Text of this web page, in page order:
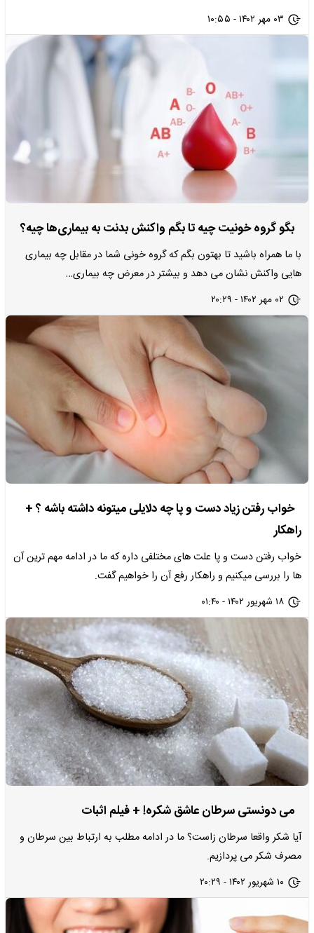
۰۳ مهر ۱۴۰۲ - ۱۰:۵۵
بگو گروه خونیت چیه تا بگم واکنش بدنت به بیماری‌ها چیه؟
با ما همراه باشید تا بهتون بگم که گروه خونی شما در مقابل چه بیماری
هایی واکنش نشان می دهد و بیشتر در معرض چه بیماری…
۰۲ مهر ۱۴۰۲ - ۲۰:۲۹
خواب رفتن زیاد دست و پا چه دلایلی میتونه داشته باشه ؟ +
راهکار
خواب رفتن دست و پا علت های مختلفی داره که ما در ادامه مهم ترین آن
ها را بررسی میکنیم و راهکار رفع آن را خواهیم گفت.
۱۸ شهریور ۱۴۰۲ - ۰۱:۴۰
می دونستی سرطان عاشق شکره! + فیلم اثبات
آیا شکر واقعا سرطان زاست؟ ما در ادامه مطلب به ارتباط بین سرطان و
مصرف شکر می پردازیم.
۱۰ شهریور ۱۴۰۲ - ۲۰:۲۹